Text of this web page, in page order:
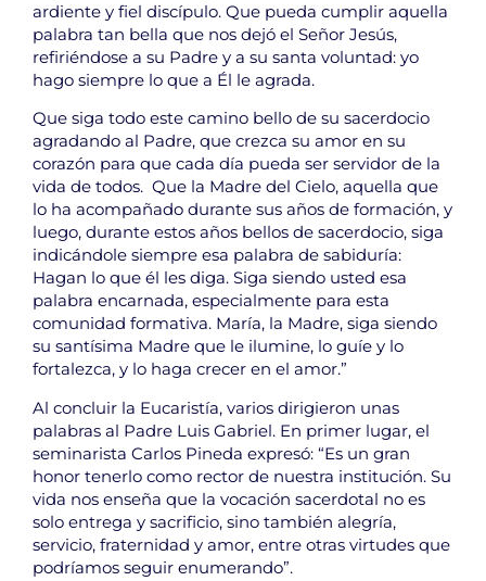
ardiente y fiel discípulo. Que pueda cumplir aquella
palabra tan bella que nos dejó el Señor Jesús,
refiriéndose a su Padre y a su santa voluntad: yo
hago siempre lo que a Él le agrada.
Que siga todo este camino bello de su sacerdocio
agradando al Padre, que crezca su amor en su
corazón para que cada día pueda ser servidor de la
vida de todos. Que la Madre del Cielo, aquella que
lo ha acompañado durante sus años de formación, y
luego, durante estos años bellos de sacerdocio, siga
indicándole siempre esa palabra de sabiduría:
Hagan lo que él les diga. Siga siendo usted esa
palabra encarnada, especialmente para esta
comunidad formativa. María, la Madre, siga siendo
su santísima Madre que le ilumine, lo guíe y lo
fortalezca, y lo haga crecer en el amor.”
Al concluir la Eucaristía, varios dirigieron unas
palabras al Padre Luis Gabriel. En primer lugar, el
seminarista Carlos Pineda expresó: “Es un gran
honor tenerlo como rector de nuestra institución. Su
vida nos enseña que la vocación sacerdotal no es
solo entrega y sacrificio, sino también alegría,
servicio, fraternidad y amor, entre otras virtudes que
podríamos seguir enumerando”.